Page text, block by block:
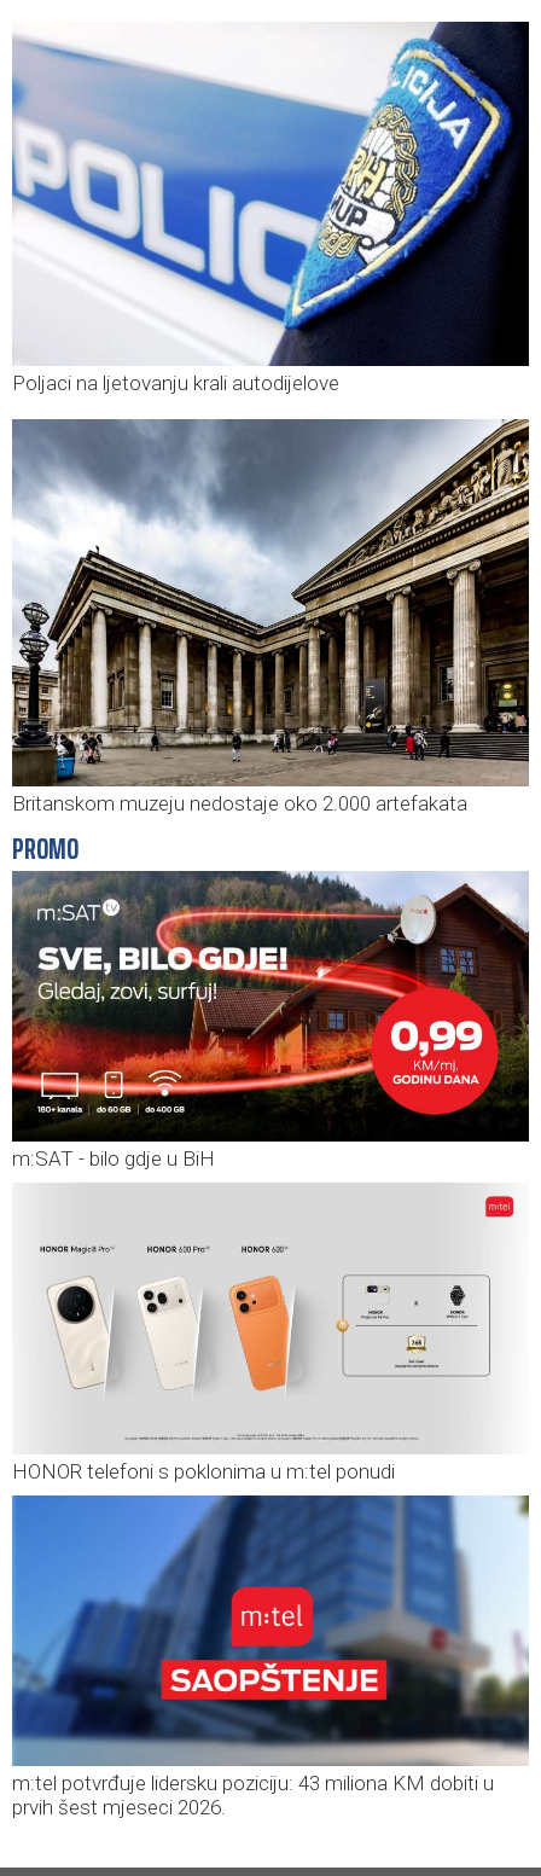
Poljaci na ljetovanju krali autodijelove
Britanskom muzeju nedostaje oko 2.000 artefakata
PROMO
m:SAT - bilo gdje u BiH
HONOR telefoni s poklonima u m:tel ponudi
m:tel potvrđuje lidersku poziciju: 43 miliona KM dobiti u
prvih šest mjeseci 2026.